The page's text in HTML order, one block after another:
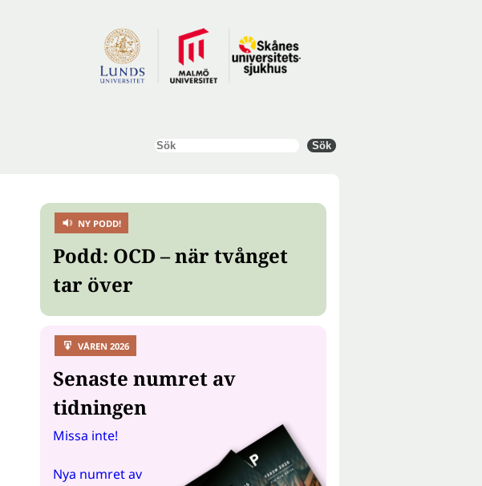
Sök Sök
NY PODD!
Podd: OCD – när tvånget
tar över
VÅREN 2026
Senaste numret av
tidningen
Missa inte!
Nya numret av